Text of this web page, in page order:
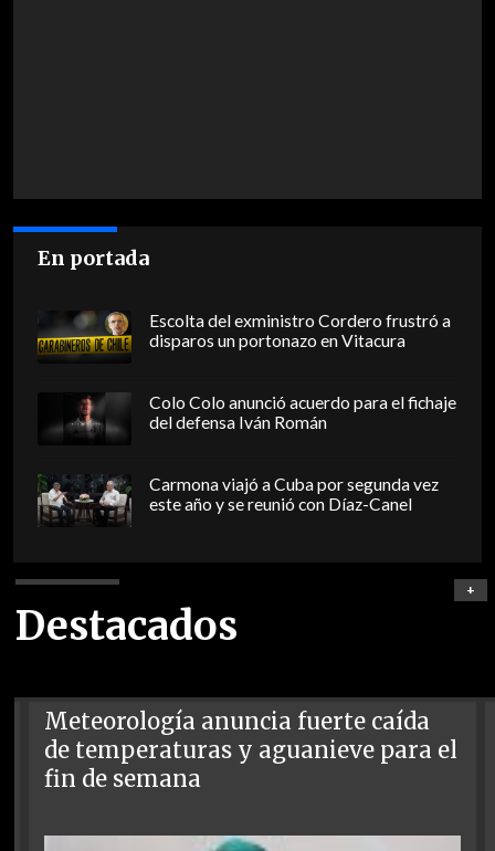
En portada
Escolta del exministro Cordero frustró a
disparos un portonazo en Vitacura
Colo Colo anunció acuerdo para el fichaje
del defensa Iván Román
Carmona viajó a Cuba por segunda vez
este año y se reunió con Díaz-Canel
Destacados
+
Meteorología anuncia fuerte caída
de temperaturas y aguanieve para el
fin de semana